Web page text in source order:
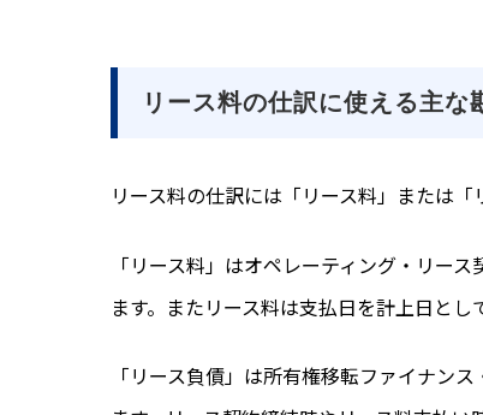
リース料の仕訳に使える主な
リース料の仕訳には「リース料」または「
「リース料」はオペレーティング・リー
ます。またリース料は支払日を計上日とし
「リース負債」は所有権移転ファイナン